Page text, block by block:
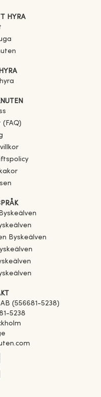
HYRA
(FAQ)
Byskeälven
Byskeälven
(556681-5238)
5238